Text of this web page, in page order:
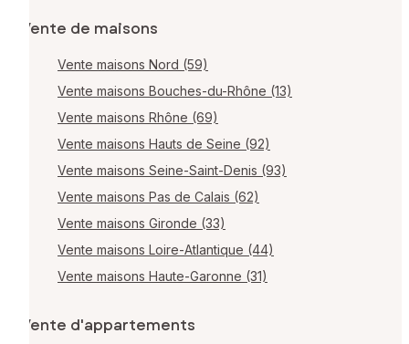
Vente de maisons
Vente maisons Nord (59)
Vente maisons Bouches-du-Rhône (13)
Vente maisons Rhône (69)
Vente maisons Hauts de Seine (92)
Vente maisons Seine-Saint-Denis (93)
Vente maisons Pas de Calais (62)
Vente maisons Gironde (33)
Vente maisons Loire-Atlantique (44)
Vente maisons Haute-Garonne (31)
Vente d'appartements